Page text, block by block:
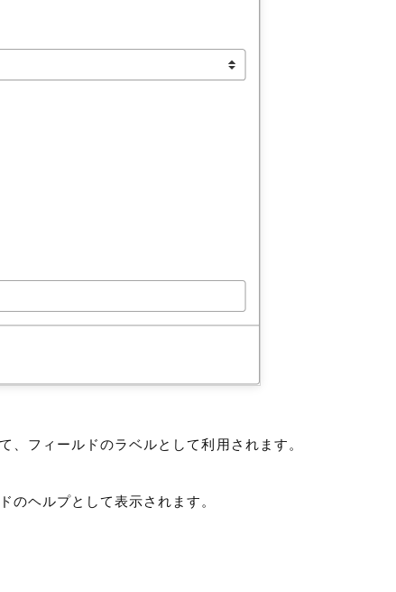
、フィールドのラベルとして利用されます。
のヘルプとして表示されます。